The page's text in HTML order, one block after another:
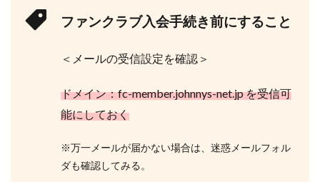
ファンクラブ入会手続き前にすること
＜メールの受信設定を確認＞
ドメイン：fc-member.johnnys-net.jpを受信可
能にしておく
※万一メールが届かない場合は、迷惑メールフォル
ダも確認してみる。